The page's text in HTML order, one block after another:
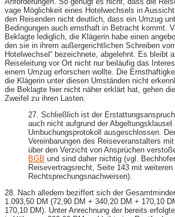
vage Möglichkeit eines Hotelwechsels in
den Reisenden nicht deutlich, dass ein Umzug
Bedingungen auch ernsthaft in Betracht kommt.
Beklagte lediglich, die Klägerin habe einen
den sie in ihrem außergerichtlichen Schreiben
Hotelwechsel“ bezeichnete, abgelehnt. Es bleibt
Reiseleitung vor Ort nicht nur beiläufig das
einem Umzug erforschen wollte. Die
die Klägerin unter diesen Umständen nicht
die Beklagte hier nicht näher erklärt hat, gehen
Zweifel zu ihren Lasten.
27. Schließlich ist der
auch nicht aufgrund der Abgeltungsklausel
Umbuchungsprotokoll ausgeschlossen.
Vereinbarungen des Reiseveranstalters
über den Verzicht von Ansprüchen
BGB und sind daher nichtig (vgl. Bechhofer,
Reisevertragsrecht, Seite 143 mit weiteren
Rechtsprechungsnachweisen).
28. Nach alledem beziffert sich der
1.093,50 DM (72,90 DM + 340,20 DM + 170,10
170,10 DM). Unter Anrechnung der bereits